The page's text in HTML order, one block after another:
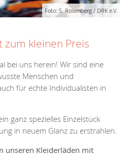
Foto: S. Rosenberg / DRK e.V.
zum kleinen Preis
bei uns herein! Wir sind eine
Menschen und
für echte Individualisten in
ganz spezielles Einzelstück
in neuem Glanz zu erstrahlen.
unseren Kleiderläden mit